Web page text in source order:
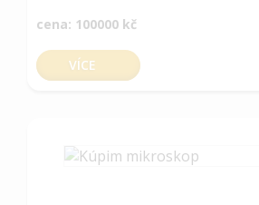
cena: 100000 kč
VÍCE